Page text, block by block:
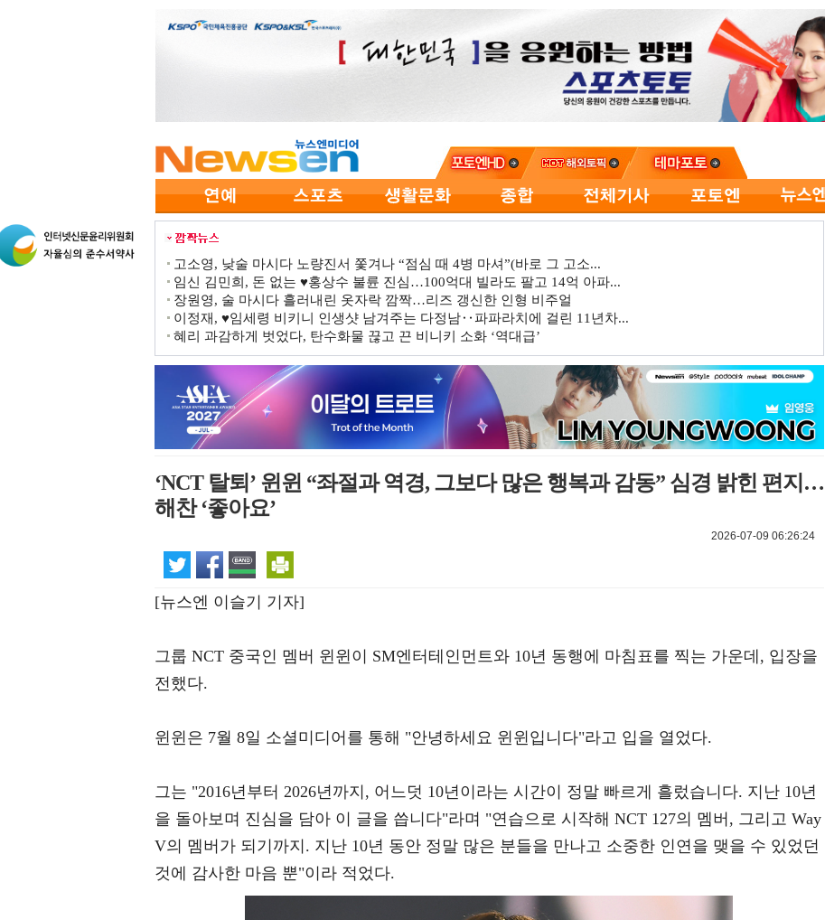
고소영, 낮술 마시다 노량진서 쫓겨나 “점심 때 4병 마셔”(바로 그 고소...
임신 김민희, 돈 없는 ♥홍상수 불륜 진심…100억대 빌라도 팔고 14억 아파...
장원영, 술 마시다 흘러내린 옷자락 깜짝…리즈 갱신한 인형 비주얼
이정재, ♥임세령 비키니 인생샷 남겨주는 다정남‥파파라치에 걸린 11년차...
혜리 과감하게 벗었다, 탄수화물 끊고 끈 비니키 소화 ‘역대급’
‘NCT 탈퇴’ 윈윈 “좌절과 역경, 그보다 많은 행복과 감동” 심경 밝힌 편지…
해찬 ‘좋아요’
2026-07-09 06:26:24
[뉴스엔 이슬기 기자]
그룹 NCT 중국인 멤버 윈윈이 SM엔터테인먼트와 10년 동행에 마침표를 찍는 가운데, 입장을
전했다.
윈윈은 7월 8일 소셜미디어를 통해 "안녕하세요 윈윈입니다"라고 입을 열었다.
그는 "2016년부터 2026년까지, 어느덧 10년이라는 시간이 정말 빠르게 흘렀습니다. 지난 10년
을 돌아보며 진심을 담아 이 글을 씁니다"라며 "연습으로 시작해 NCT 127의 멤버, 그리고 Way
V의 멤버가 되기까지. 지난 10년 동안 정말 많은 분들을 만나고 소중한 인연을 맺을 수 있었던
것에 감사한 마음 뿐"이라 적었다.